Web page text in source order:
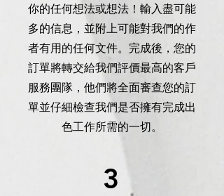
你的任何想法或想法！輸入盡可能
多的信息，並附上可能對我們的作
者有用的任何文件。完成後，您的
訂單將轉交給我們評價最高的客戶
服務團隊，他們將全面審查您的訂
單並仔細檢查我們是否擁有完成出
色工作所需的一切。
3